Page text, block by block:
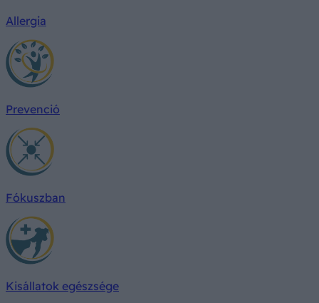
Allergia
Prevenció
Fókuszban
Kisállatok egészsége